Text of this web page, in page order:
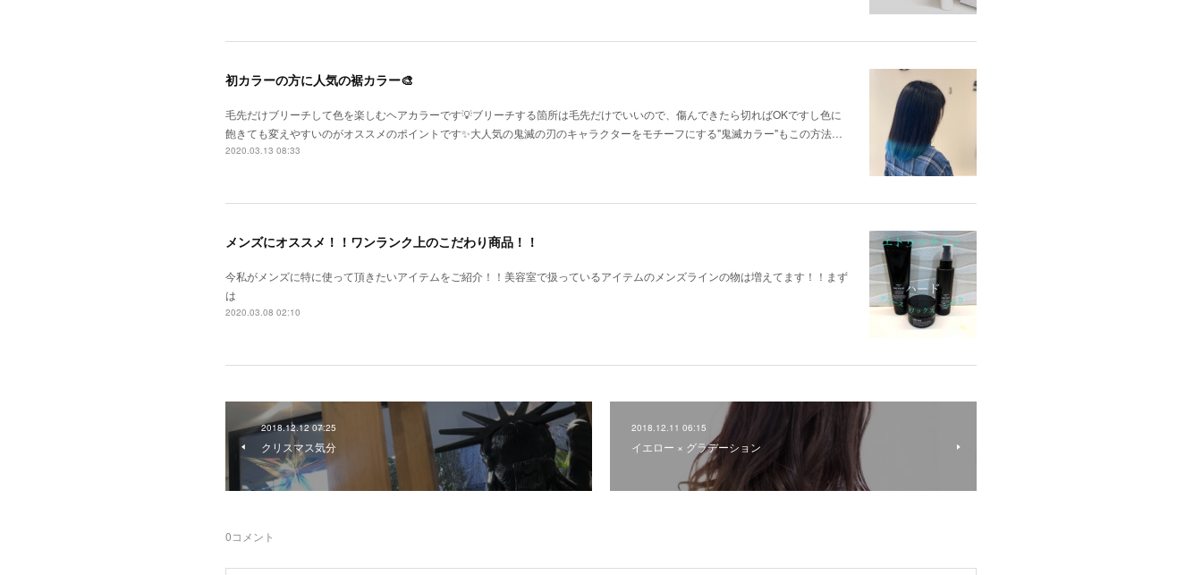
初カラーの方に人気の裾カラー🎨
毛先だけブリーチして色を楽しむヘアカラーです💡ブリーチする箇所は毛先だけでいいので、傷んできたら切ればOKですし色に
飽きても変えやすいのがオススメのポイントです✨大人気の鬼滅の刃のキャラクターをモチーフにする"鬼滅カラー"もこの方法…
2020.03.13 08:33
メンズにオススメ！！ワンランク上のこだわり商品！！
今私がメンズに特に使って頂きたいアイテムをご紹介！！美容室で扱っているアイテムのメンズラインの物は増えてます！！まず
は
2020.03.08 02:10
2018.12.12 07:25
クリスマス気分
2018.12.11 06:15
イエロー × グラデーション
0コメント